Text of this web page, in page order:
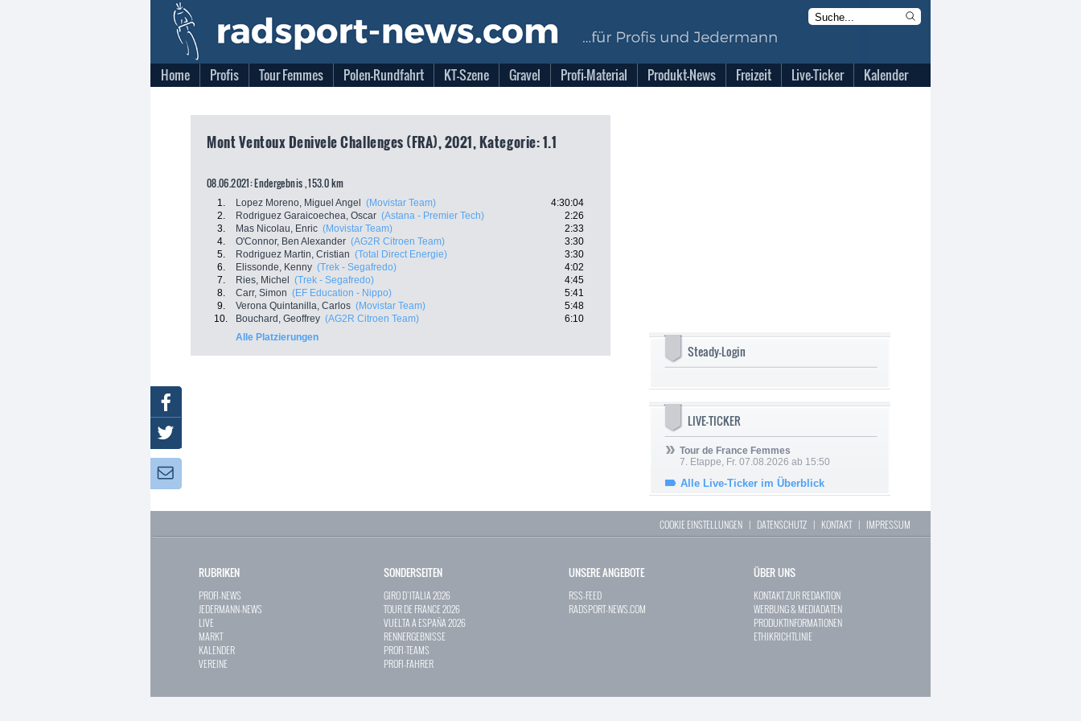
Home Profis Tour Femmes Polen-Rundfahrt KT-Szene Gravel Profi-Material Produkt-News Freizeit Live-Ticker Kalender
Mont Ventoux Denivele Challenges (FRA), 2021, Kategorie: 1.1
08.06.2021: Endergebnis , 153.0 km
1. Lopez Moreno, Miguel Angel (Movistar Team)
4:30:04
2.
Rodriguez Garaicoechea, Oscar (Astana - Premier Tech)
2:26
3.
Mas Nicolau, Enric (Movistar Team)
2:33
4.
O'Connor, Ben Alexander (AG2R Citroen Team)
3:30
5.
Rodriguez Martin, Cristian (Total Direct Energie)
3:30
6.
Elissonde, Kenny (Trek - Segafredo)
4:02
7.
Ries, Michel (Trek - Segafredo)
4:45
8.
Carr, Simon (EF Education - Nippo)
5:41
9.
Verona Quintanilla, Carlos (Movistar Team)
5:48
10.
Bouchard, Geoffrey (AG2R Citroen Team)
6:10
Alle Platzierungen
Steady-Login
LIVE-TICKER
Tour de France Femmes
7. Etappe, Fr. 07.08.2026 ab 15:50
Alle Live-Ticker im Überblick
COOKIE EINSTELLUNGEN | DATENSCHUTZ | KONTAKT| IMPRESSUM
RUBRIKEN
PROFI-NEWS
JEDERMANN-NEWS
LIVE
MARKT
KALENDER
VEREINE
SONDERSEITEN
GIRO D`ITALIA 2026
TOUR DE FRANCE 2026
VUELTA A ESPAÑA 2026
RENNERGEBNISSE
PROFI-TEAMS
PROFI-FAHRER
UNSERE ANGEBOTE
RSS-FEED
RADSPORT-NEWS.COM
ÜBER UNS
KONTAKT ZUR REDAKTION
WERBUNG & MEDIADATEN
PRODUKTINFORMATIONEN
ETHIKRICHTLINIE